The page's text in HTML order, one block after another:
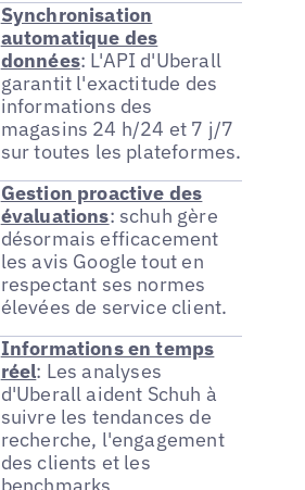
Synchronisation
automatique des
données: L'API d'Uberall
garantit l'exactitude des
informations des
magasins 24 h/24 et 7 j/7
sur toutes les plateformes.
Gestion proactive des
évaluations: schuh gère
désormais efficacement
les avis Google tout en
respectant ses normes
élevées de service client.
Informations en temps
réel: Les analyses
d'Uberall aident Schuh à
suivre les tendances de
recherche, l'engagement
des clients et les
benchmarks